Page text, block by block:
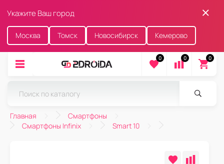
Укажите Ваш город
Москва Томск Новосибирск Кемерово
0 0 0
Главная
Смартфоны
Смартфоны Infinix
Smart 10